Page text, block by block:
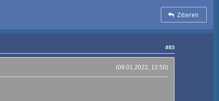
Zitieren
#83
(09.01.2022, 12:56)